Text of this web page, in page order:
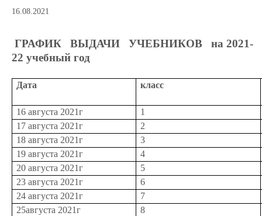
16.08.2021
ГРАФИК ВЫДАЧИ УЧЕБНИКОВ на 2021-
22 учебный год
Дата класс
16 августа 2021г
1
17 августа 2021г
2
18 августа 2021г
3
19 августа 2021г
4
20 августа 2021г
5
23 августа 2021г
6
24 августа 2021г
7
25августа 2021г
8